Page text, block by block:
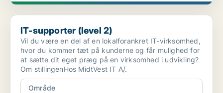
IT-supporter (level 2)
IT-supporter (level 2)
Vil du være en del af en lokalforankret IT-virksomhed,
hvor du kommer tæt på kunderne og får mulighed for
at sætte dit eget præg på en virksomhed i udvikling?
Om stillingenHos MidtVest IT A/.
Område